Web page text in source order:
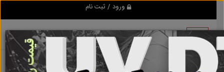
ورود / ثبت نام
تبلیغ کن نتایج جستجو برای برچسب میانه